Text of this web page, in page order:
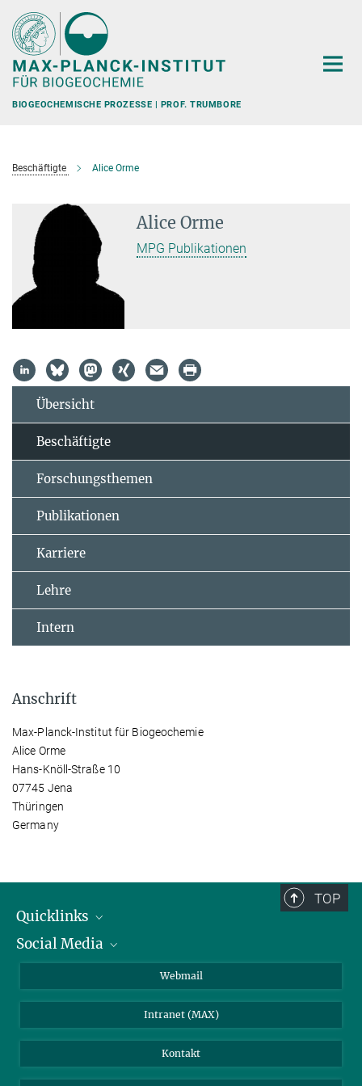
Hauptinhalt
BIOGEOCHEMISCHE PROZESSE | PROF. TRUMBORE
Beschäftigte Alice Orme
Alice Orme
MPG Publikationen
Übersicht
Beschäftigte
Forschungsthemen
Publikationen
Karriere
Lehre
Intern
Anschrift
Max-Planck-Institut für Biogeochemie
Alice Orme
Hans-Knöll-Straße 10
07745 Jena
Thüringen
Germany
TOP
Quicklinks
IMPRS Graduiertenschule
Social Media
Webmail
Intranet (MAX)
Kontakt